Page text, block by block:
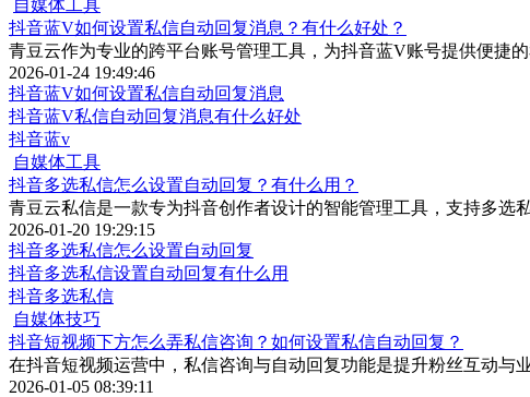
自媒体工具
抖音蓝V如何设置私信自动回复消息？有什么好处？
青豆云作为专业的跨平台账号管理工具，为抖音蓝V账号提供便捷的
2026-01-24 19:49:46
抖音蓝V如何设置私信自动回复消息
抖音蓝V私信自动回复消息有什么好处
抖音蓝v
自媒体工具
抖音多选私信怎么设置自动回复？有什么用？
青豆云私信是一款专为抖音创作者设计的智能管理工具，支持多选
2026-01-20 19:29:15
抖音多选私信怎么设置自动回复
抖音多选私信设置自动回复有什么用
抖音多选私信
自媒体技巧
抖音短视频下方怎么弄私信咨询？如何设置私信自动回复？
在抖音短视频运营中，私信咨询与自动回复功能是提升粉丝互动与
2026-01-05 08:39:11